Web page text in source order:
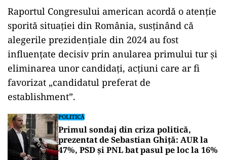
Raportul Congresului american acordă o atenție
sporită situației din România, susținând că
alegerile prezidențiale din 2024 au fost
influențate decisiv prin anularea primului tur și
eliminarea unor candidați, acțiuni care ar fi
favorizat „candidatul preferat de
establishment”.
POLITICĂ
Primul sondaj din criza politică,
prezentat de Sebastian Ghiță: AUR la
47%, PSD și PNL bat pasul pe loc la 16%